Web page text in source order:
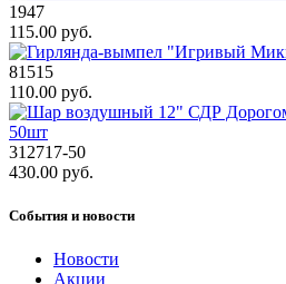
1947
115.00 руб.
81515
110.00 руб.
312717-50
430.00 руб.
События и новости
Новости
Акции